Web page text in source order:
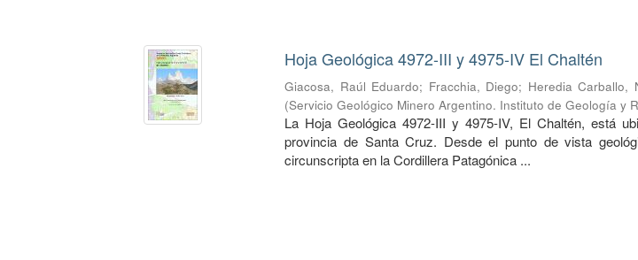
Hoja Geológica 4972-III y 4975-IV El Chaltén
Giacosa, Raúl Eduardo; Fracchia, Diego; Heredia Carballo,
(Servicio Geológico Minero Argentino. Instituto de Geología y
La Hoja Geológica 4972-III y 4975-IV, El Chaltén, está
provincia de Santa Cruz. Desde el punto de vista
circunscripta en la Cordillera Patagónica ...